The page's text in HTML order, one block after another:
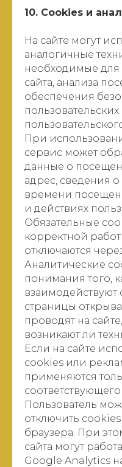
10. Cookies и
На сайте могут
аналогичные
необходимые для
сайта, анализа
обеспечения
При
сервис может
данные о
адрес, сведения о
времени
и действиях
Обязательные
корректной
отключаются
Аналитические
понимания того,
взаимодействуют
страницы
проводят на
возникают ли
Если на сайте
cookies или
применяются
Пользователь
отключить
браузера. При
сайта могут
Google Analytics